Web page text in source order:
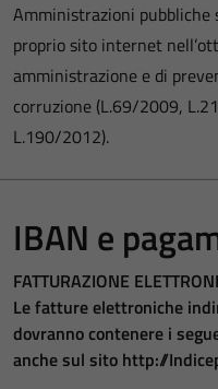
Amministrazioni pubbliche
proprio sito internet
amministrazione e di
corruzione (L.69/2009,
L.190/2012).
IBAN e
FATTURAZIONE
Le fatture elettroniche
dovranno contenere i
anche sul sito http://